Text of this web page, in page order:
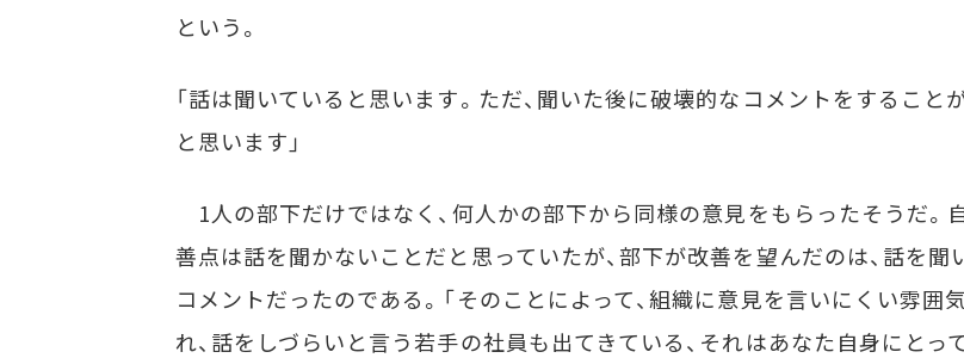
という。
「話は聞いていると思います。ただ、聞いた後に破壊的なコメントをすること
と思います」
1人の部下だけではなく、何人かの部下から同様の意見をもらったそうだ。
善点は話を聞かないことだと思っていたが、部下が改善を望んだのは、話を聞
コメントだったのである。「そのことによって、組織に意見を言いにくい雰囲
れ、話をしづらいと言う若手の社員も出てきている、それはあなた自身にとっ